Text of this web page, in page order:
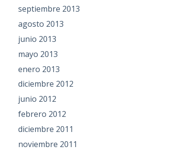
septiembre 2013
agosto 2013
junio 2013
mayo 2013
enero 2013
diciembre 2012
junio 2012
febrero 2012
diciembre 2011
noviembre 2011